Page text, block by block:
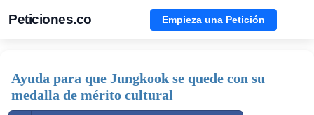
Peticiones.co Empieza una Petición
Ayuda para que Jungkook se quede con su
medalla de mérito cultural